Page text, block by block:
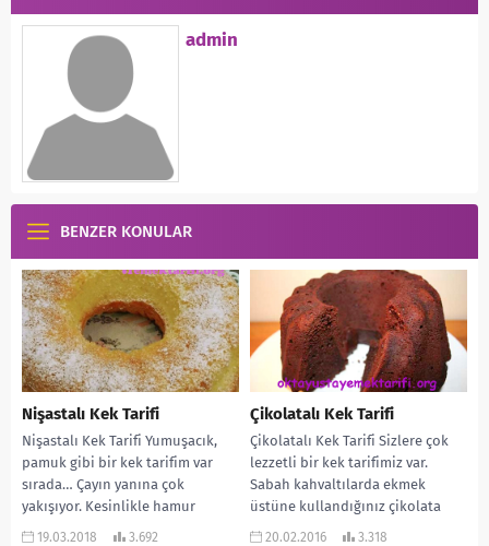
admin
BENZER KONULAR
Nişastalı Kek Tarifi
Nişastalı Kek Tarifi Yumuşacık,
pamuk gibi bir kek tarifim var
sırada… Çayın yanına çok
yakışıyor. Kesinlikle hamur
kalmıyor. Daha önce...
19.03.2018 3.692
Çikolatalı Kek Tarifi
Çikolatalı Kek Tarifi Sizlere çok
lezzetli bir kek tarifimiz var.
Sabah kahvaltılarda ekmek
üstüne kullandığınız çikolata
(nutella, sarelle gibi) ekleniyor...
20.02.2016 3.318